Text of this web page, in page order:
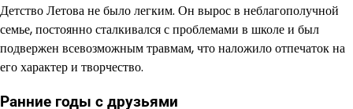
Детство Летова не было легким. Он вырос в неблагополучной
семье, постоянно сталкивался с проблемами в школе и был
подвержен всевозможным травмам, что наложило отпечаток на
его характер и творчество.
Ранние годы с друзьями